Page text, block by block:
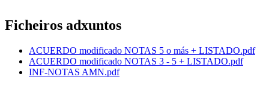
Ficheiros adxuntos
ACUERDO modificado NOTAS 5 o más + LISTADO.pdf
ACUERDO modificado NOTAS 3 - 5 + LISTADO.pdf
INF-NOTAS AMN.pdf